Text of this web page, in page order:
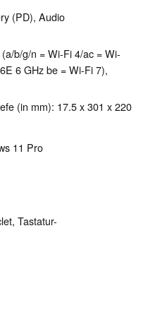
(PD), Audio
b/g/n = Wi-Fi 4/ac = Wi-
6 GHz be = Wi-Fi 7),
(in mm): 17.5 x 301 x 220
11 Pro
Tastatur-